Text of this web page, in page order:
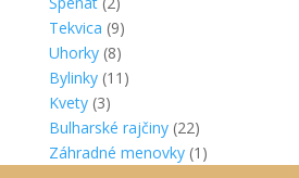
Tekvica (9)
Uhorky (8)
Bylinky (11)
Kvety (3)
Bulharské rajčiny (22)
Záhradné menovky (1)